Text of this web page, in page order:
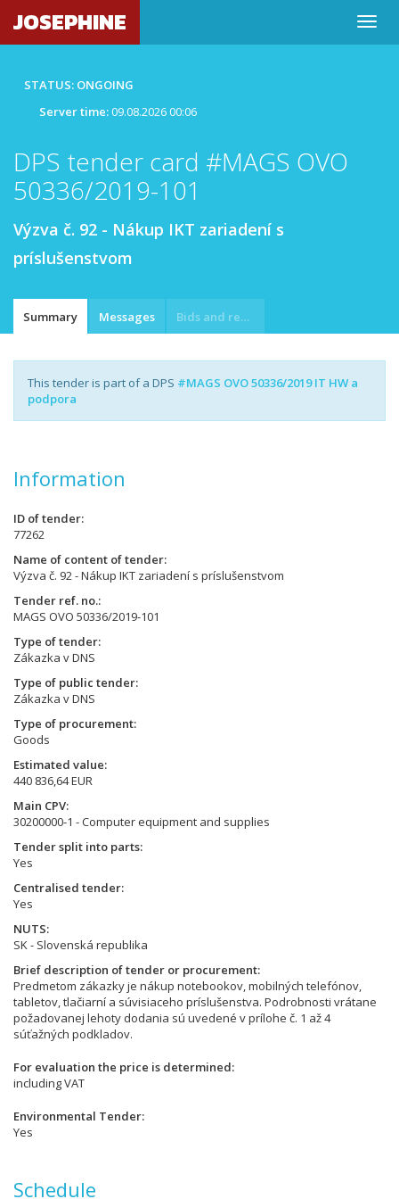
JOSEPHINE
STATUS: ONGOING
Server time:09.08.2026 00:06
DPS tender card #MAGS OVO
50336/2019-101
Výzva č. 92 - Nákup IKT zariadení s
príslušenstvom
Summary Messages Bids and requests
This tender is part of a DPS #MAGS OVO 50336/2019 IT HW a
podpora
Information
ID of tender
77262
Name of content of tender
Výzva č. 92 - Nákup IKT zariadení s príslušenstvom
Tender ref. no.
MAGS OVO 50336/2019-101
Type of tender
Zákazka v DNS
Type of public tender
Zákazka v DNS
Type of procurement
Goods
Estimated value
440 836,64 EUR
Main CPV
30200000-1 - Computer equipment and supplies
Tender split into parts
Yes
Centralised tender
Yes
NUTS
SK - Slovenská republika
Brief description of tender or procurement
Predmetom zákazky je nákup notebookov, mobilných telefónov,
tabletov, tlačiarní a súvisiaceho príslušenstva. Podrobnosti vrátane
požadovanej lehoty dodania sú uvedené v prílohe č. 1 až 4
súťažných podkladov.
For evaluation the price is determined
including VAT
Environmental Tender
Yes
Schedule